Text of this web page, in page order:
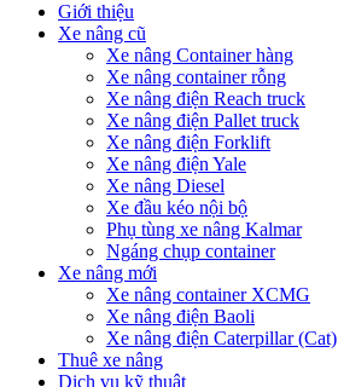
Giới thiệu
Xe nâng cũ
Xe nâng Container hàng
Xe nâng container rỗng
Xe nâng điện Reach truck
Xe nâng điện Pallet truck
Xe nâng điện Forklift
Xe nâng điện Yale
Xe nâng Diesel
Xe đầu kéo nội bộ
Phụ tùng xe nâng Kalmar
Ngáng chụp container
Xe nâng mới
Xe nâng container XCMG
Xe nâng điện Baoli
Xe nâng điện Caterpillar (Cat)
Thuê xe nâng
Dịch vụ kỹ thuật